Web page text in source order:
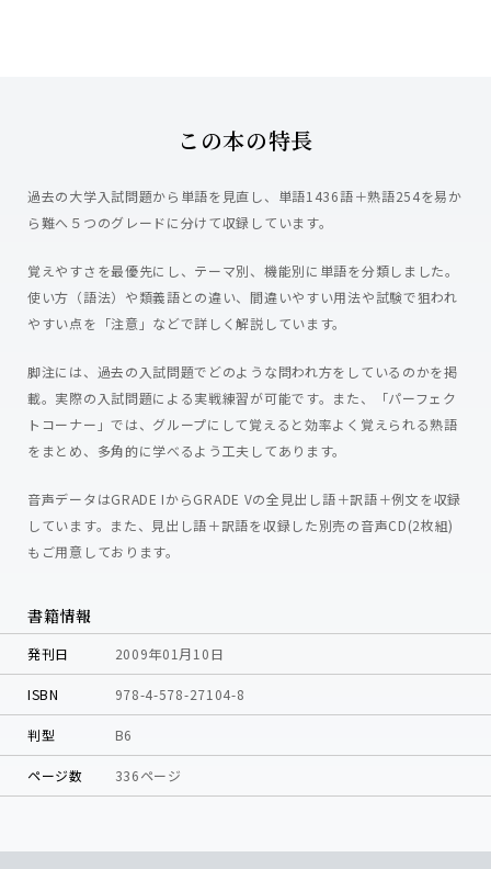
この本の特長
過去の大学入試問題から単語を見直し、単語1436語＋熟語254を易か
ら難へ５つのグレードに分けて収録しています。
覚えやすさを最優先にし、テーマ別、機能別に単語を分類しました。
使い方（語法）や類義語との違い、間違いやすい用法や試験で狙われ
やすい点を「注意」などで詳しく解説しています。
脚注には、過去の入試問題でどのような問われ方をしているのかを掲
載。実際の入試問題による実戦練習が可能です。また、「パーフェク
トコーナー」では、グループにして覚えると効率よく覚えられる熟語
をまとめ、多角的に学べるよう工夫してあります。
音声データはGRADE IからGRADE Vの全見出し語＋訳語＋例文を収録
しています。また、見出し語＋訳語を収録した別売の音声CD(2枚組)
もご用意しております。
書籍情報
発刊日 2009年01月10日
ISBN 978-4-578-27104-8
判型 B6
ページ数 336ページ